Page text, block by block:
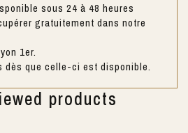
sous 24 à 48 heures
gratuitement dans notre
1er.
dès que celle-ci est disponible.
products